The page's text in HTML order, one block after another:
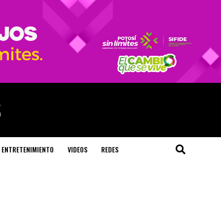
ENTRETENIMIENTO VIDEOS REDES